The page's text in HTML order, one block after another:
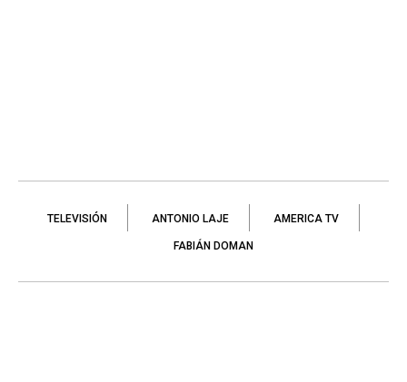
TELEVISIÓN ANTONIO LAJE AMERICA TV
FABIÁN DOMAN